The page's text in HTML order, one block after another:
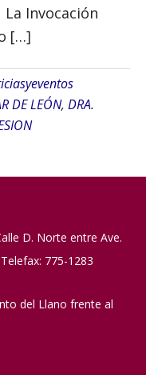
Invocación
[…]
DE LEÓN, DRA.
D. Norte entre Ave.
775-1283
del Llano frente al